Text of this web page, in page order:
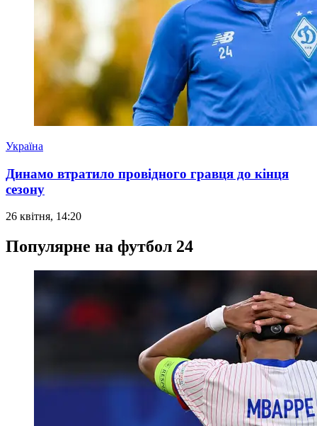
Україна
Динамо втратило провідного гравця до кінця
сезону
26 квітня, 14:20
Популярне на футбол 24